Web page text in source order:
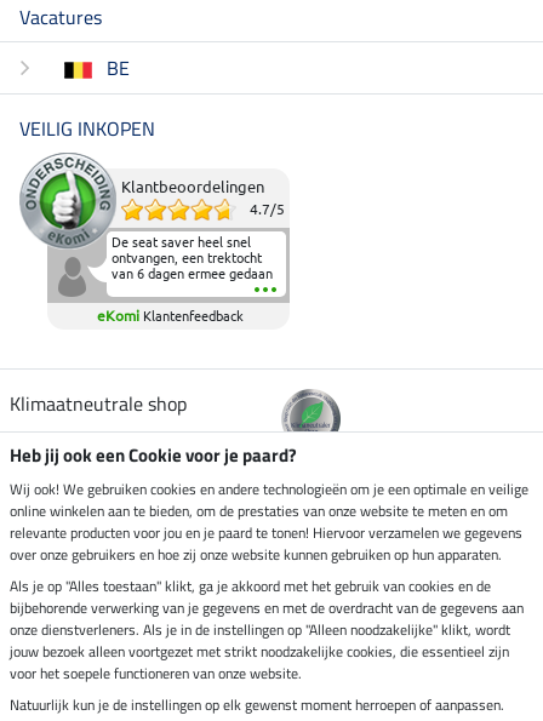
Vacatures
BE
VEILIG INKOPEN
Klantbeoordelingen
4.7/5
De seat saver heel snel
ontvangen, een trektocht
van 6 dagen ermee gedaan
en deze heeft de beproeving
fantastisch doorstaan.
Heerlijk zacht om op te
elkaar in het zadel.
eKomi Klantenfeedback
Klimaatneutrale shop
Verzending per
Veilig betalen met
Impressum
Heb jij ook een Cookie voor je paard?
Wij ook! We gebruiken cookies en andere technologieën om je een optimale en veilige
online winkelen aan te bieden, om de prestaties van onze website te meten en om
relevante producten voor jou en je paard te tonen! Hiervoor verzamelen we gegevens
over onze gebruikers en hoe zij onze website kunnen gebruiken op hun apparaten.
Als je op "Alles toestaan" klikt, ga je akkoord met het gebruik van cookies en de
bijbehorende verwerking van je gegevens en met de overdracht van de gegevens aan
onze dienstverleners. Als je in de instellingen op "Alleen noodzakelijke" klikt, wordt
jouw bezoek alleen voortgezet met strikt noodzakelijke cookies, die essentieel zijn
voor het soepele functioneren van onze website.
Natuurlijk kun je de instellingen op elk gewenst moment herroepen of aanpassen.